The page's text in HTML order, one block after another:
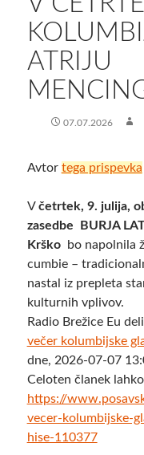
ATRIJU
07.07.2026
Avtor tega prispevka
Včetrtek, 9. julija,
zasedbe BURJA
Krškobo napolnila
cumbie –
nastal iz prepleta
kulturnih vplivov.
Radio Brežice Eu
večer kolumbijske
dne, 2026-07-07
Celoten članek
https://
vecer-kolumbijske-
hise-110377